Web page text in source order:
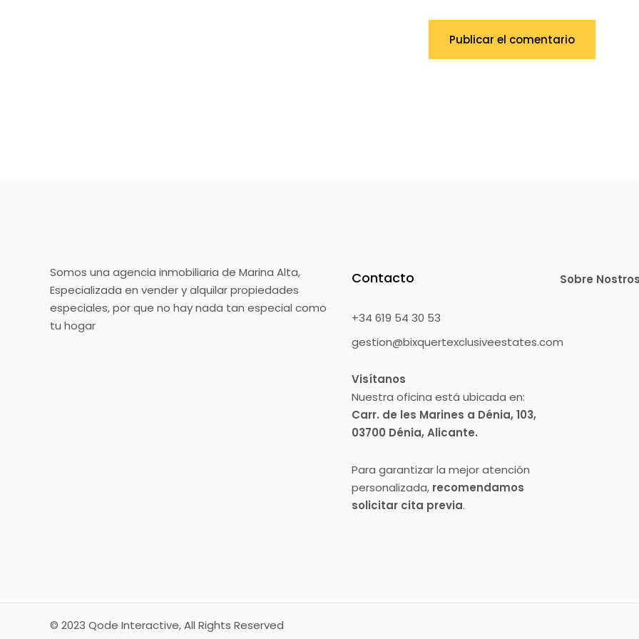
Publicar el comentario
Somos una agencia inmobiliaria de Marina Alta,
Especializada en vender y alquilar propiedades
especiales, por que no hay nada tan especial como
tu hogar
Contacto
+34 619 54 30 53
gestion@bixquertexclusiveestates.com
Visítanos
Nuestra oficina está ubicada en:
Carr. de les Marines a Dénia, 103,
03700 Dénia, Alicante.
Para garantizar la mejor atención
personalizada, recomendamos
solicitar cita previa.
Sobre
© 2023 Qode Interactive, All Rights Reserved